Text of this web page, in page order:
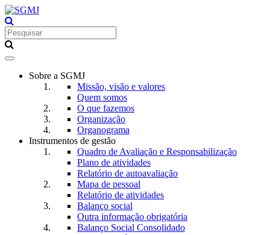
Toggle
navigationSobre a SGMJ
Missão, visão e valores
Quem somos
O que fazemos
Organização
Organograma
Instrumentos de gestão
Quadro de Avaliação e Responsabilização
Plano de atividades
Relatório de autoavaliação
Mapa de pessoal
Relatório de atividades
Balanço social
Outra informação obrigatória
Balanço Social Consolidado